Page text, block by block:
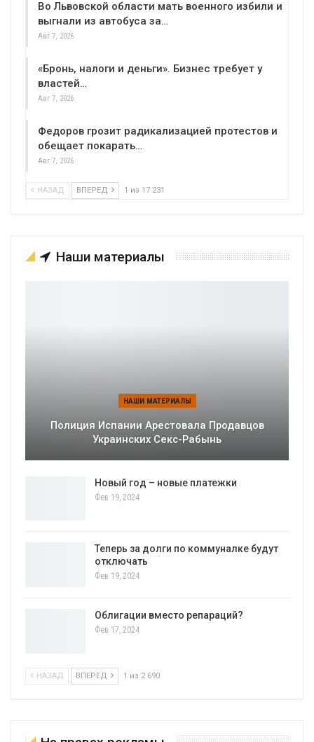
Во Львовской области мать военного избили и
выгнали из автобуса за…
Авг 7, 2026
«Бронь, налоги и деньги». Бизнес требует у
властей…
Авг 7, 2026
Федоров грозит радикализацией протестов и
обещает покарать…
Авг 7, 2026
НАЗАД ВПЕРЕД 1 из 17 231
Наши материалы
НАШИ МАТЕРИАЛЫ
Полиция Испании Арестовала Продавцов
Украинских Секс-Рабынь
Новый год – новые платежки
Фев 19, 2024
Теперь за долги по коммуналке будут
отключать
Фев 19, 2024
Облигации вместо репараций?
Фев 17, 2024
НАЗАД ВПЕРЕД 1 из 2 690